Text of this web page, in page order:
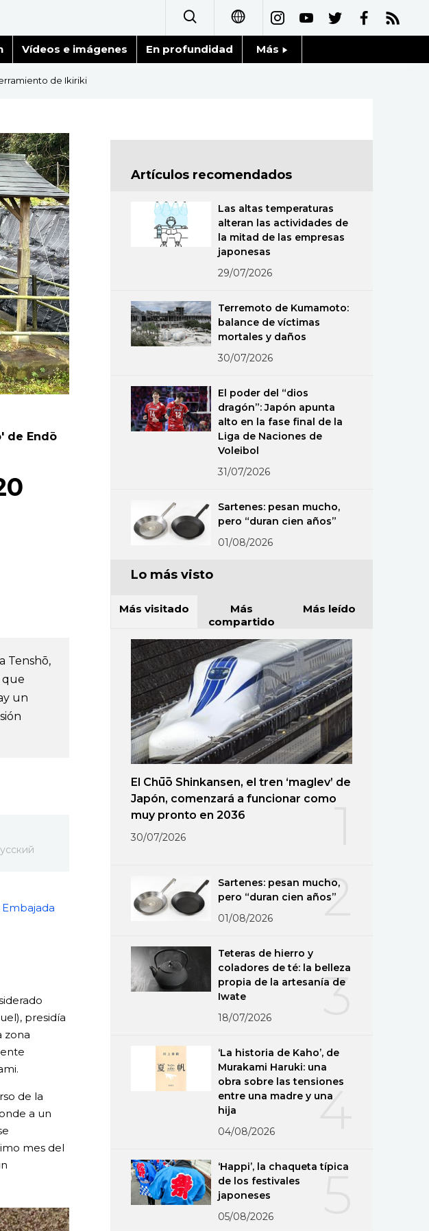
日本語
العربية
Vídeos e imágenes En profundidad Más
Blog
Tokio
de Ikiriki
de Endō
Tenshō,
que
un
presidía
zona
de la
a un
mes del
Artículos recomendados
Las altas temperaturas
alteran las actividades de
la mitad de las empresas
japonesas
29/07/2026
Terremoto de Kumamoto:
balance de víctimas
mortales y daños
30/07/2026
El poder del “dios
dragón”: Japón apunta
alto en la fase final de la
Liga de Naciones de
Voleibol
31/07/2026
Sartenes: pesan mucho,
pero “duran cien años”
01/08/2026
Lo más visto
Más visitado
Más
compartido
Más leído
El Chūō Shinkansen, el tren ‘maglev’ de
Japón, comenzará a funcionar como
muy pronto en 2036
30/07/2026
2
Sartenes: pesan mucho,
pero “duran cien años”
01/08/2026
3
Teteras de hierro y
coladores de té: la belleza
propia de la artesanía de
Iwate
18/07/2026
4
‘La historia de Kaho’, de
Murakami Haruki: una
obra sobre las tensiones
entre una madre y una
hija
04/08/2026
5
‘Happi’, la chaqueta típica
de los festivales
japoneses
05/08/2026